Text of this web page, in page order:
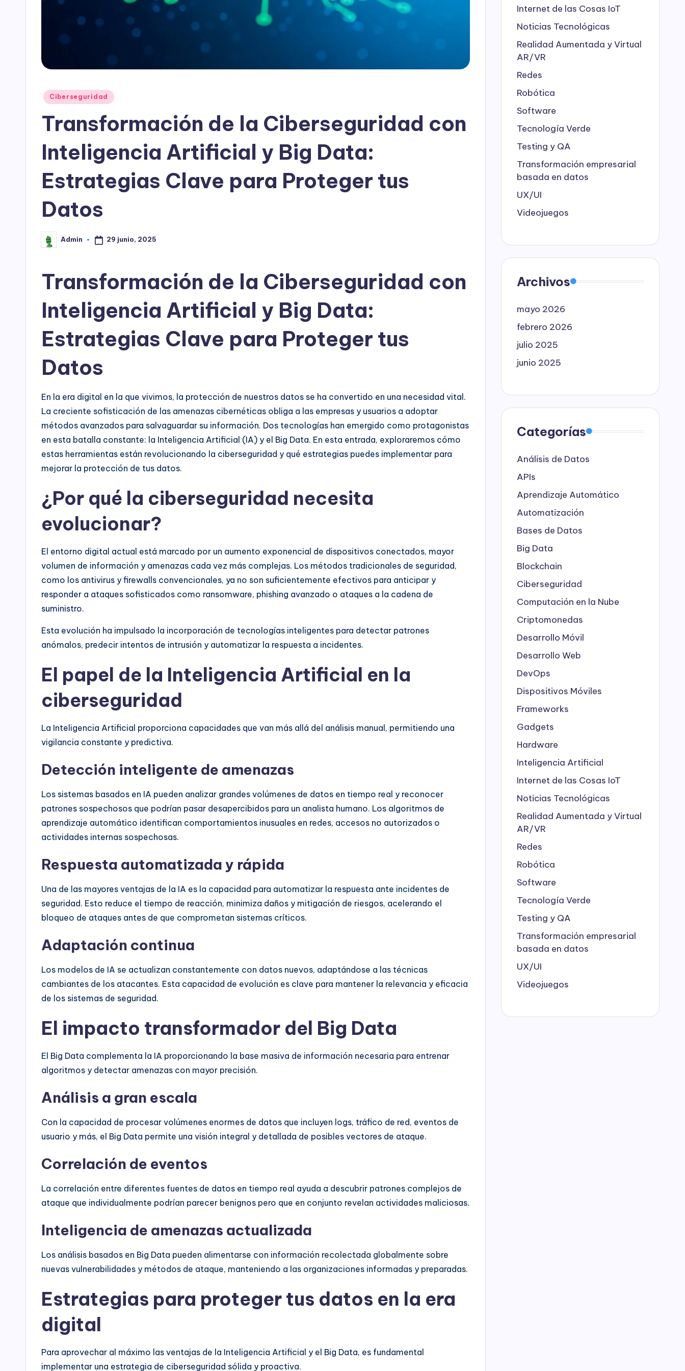
Publicado
Ciberseguridad
Transformación de la Ciberseguridad con
Inteligencia Artificial y Big Data:
Estrategias Clave para Proteger tus
Datos
Publicado
por
Admin 29 junio, 2025
Transformación de la Ciberseguridad con
Inteligencia Artificial y Big Data:
Estrategias Clave para Proteger tus
Datos
En la era digital en la que vivimos, la protección de nuestros datos se ha convertido en una necesidad vital.
La creciente sofisticación de las amenazas cibernéticas obliga a las empresas y usuarios a adoptar
métodos avanzados para salvaguardar su información. Dos tecnologías han emergido como protagonistas
en esta batalla constante: la Inteligencia Artificial (IA) y el Big Data. En esta entrada, exploraremos cómo
estas herramientas están revolucionando la ciberseguridad y qué estrategias puedes implementar para
mejorar la protección de tus datos.
¿Por qué la ciberseguridad necesita
evolucionar?
El entorno digital actual está marcado por un aumento exponencial de dispositivos conectados, mayor
volumen de información y amenazas cada vez más complejas. Los métodos tradicionales de seguridad,
como los antivirus y firewalls convencionales, ya no son suficientemente efectivos para anticipar y
responder a ataques sofisticados como ransomware, phishing avanzado o ataques a la cadena de
suministro.
Esta evolución ha impulsado la incorporación de tecnologías inteligentes para detectar patrones
anómalos, predecir intentos de intrusión y automatizar la respuesta a incidentes.
El papel de la Inteligencia Artificial en la
ciberseguridad
La Inteligencia Artificial proporciona capacidades que van más allá del análisis manual, permitiendo una
vigilancia constante y predictiva.
Detección inteligente de amenazas
Los sistemas basados en IA pueden analizar grandes volúmenes de datos en tiempo real y reconocer
patrones sospechosos que podrían pasar desapercibidos para un analista humano. Los algoritmos de
aprendizaje automático identifican comportamientos inusuales en redes, accesos no autorizados o
actividades internas sospechosas.
Respuesta automatizada y rápida
Una de las mayores ventajas de la IA es la capacidad para automatizar la respuesta ante incidentes de
seguridad. Esto reduce el tiempo de reacción, minimiza daños y mitigación de riesgos, acelerando el
bloqueo de ataques antes de que comprometan sistemas críticos.
Adaptación continua
Los modelos de IA se actualizan constantemente con datos nuevos, adaptándose a las técnicas
cambiantes de los atacantes. Esta capacidad de evolución es clave para mantener la relevancia y eficacia
de los sistemas de seguridad.
El impacto transformador del Big Data
El Big Data complementa la IA proporcionando la base masiva de información necesaria para entrenar
algoritmos y detectar amenazas con mayor precisión.
Análisis a gran escala
Con la capacidad de procesar volúmenes enormes de datos que incluyen logs, tráfico de red, eventos de
usuario y más, el Big Data permite una visión integral y detallada de posibles vectores de ataque.
Correlación de eventos
La correlación entre diferentes fuentes de datos en tiempo real ayuda a descubrir patrones complejos de
ataque que individualmente podrían parecer benignos pero que en conjunto revelan actividades maliciosas.
Inteligencia de amenazas actualizada
Los análisis basados en Big Data pueden alimentarse con información recolectada globalmente sobre
nuevas vulnerabilidades y métodos de ataque, manteniendo a las organizaciones informadas y preparadas.
Estrategias para proteger tus datos en la era
digital
Para aprovechar al máximo las ventajas de la Inteligencia Artificial y el Big Data, es fundamental
implementar una estrategia de ciberseguridad sólida y proactiva.
Internet de las Cosas IoT
Noticias Tecnológicas
Realidad Aumentada y Virtual
AR/VR
Redes
Robótica
Software
Tecnología Verde
Testing y QA
Transformación empresarial
basada en datos
UX/UI
Videojuegos
Archivos
mayo 2026
febrero 2026
julio 2025
junio 2025
Categorías
Análisis de Datos
APIs
Aprendizaje Automático
Automatización
Bases de Datos
Big Data
Blockchain
Ciberseguridad
Computación en la Nube
Criptomonedas
Desarrollo Móvil
Desarrollo Web
DevOps
Dispositivos Móviles
Frameworks
Gadgets
Hardware
Inteligencia Artificial
Internet de las Cosas IoT
Noticias Tecnológicas
Realidad Aumentada y Virtual
AR/VR
Redes
Robótica
Software
Tecnología Verde
Testing y QA
Transformación empresarial
basada en datos
UX/UI
Videojuegos